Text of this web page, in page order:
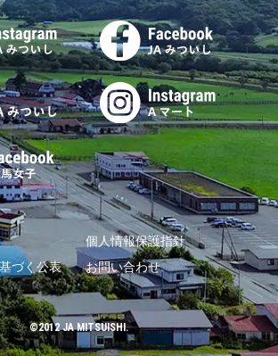
個人情報保護指針
づく公表
お問い合わせ
©2012 JA MITSUISHI.